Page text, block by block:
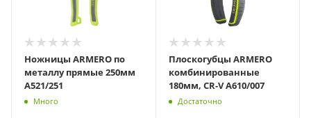
Ножницы ARMERO по
металлу прямые 250мм
A521/251
Много
Плоскогубцы ARMERO
комбинированные
180мм, CR-V A610/007
Достаточно